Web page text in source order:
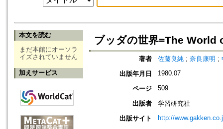
本文を読む
まだ本館にオーソラ
イズされていません
加えサービス
ブッダの世界=The World
著者 佐藤良純 ; 奈良康明 ;
出版年月日
1980.07
ページ 509
出版者
学習研究社
出版サイト
http://